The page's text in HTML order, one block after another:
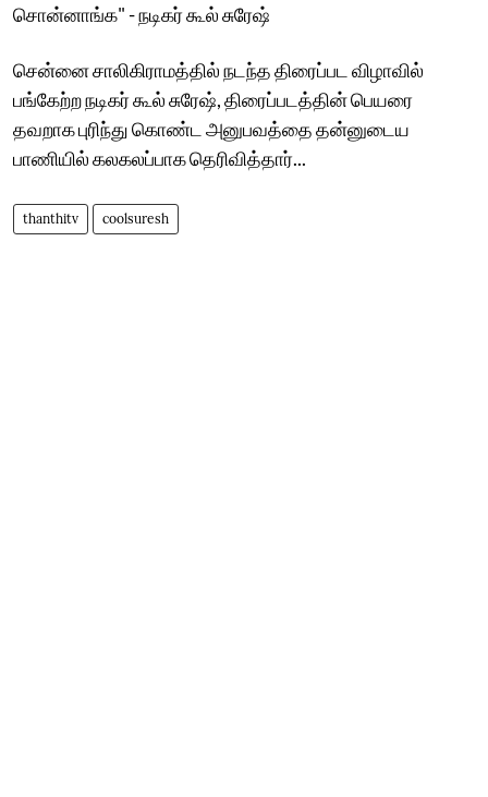
சொன்னாங்க" - நடிகர் கூல் சுரேஷ்
சென்னை சாலிகிராமத்தில் நடந்த திரைப்பட விழாவில்
பங்கேற்ற நடிகர் கூல் சுரேஷ், திரைப்படத்தின் பெயரை
தவறாக புரிந்து கொண்ட அனுபவத்தை தன்னுடைய
பாணியில் கலகலப்பாக தெரிவித்தார்...
thanthitv coolsuresh